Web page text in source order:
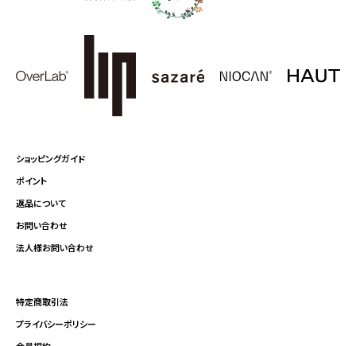
ショッピングガイド
ポイント
返品について
お問い合わせ
法人様お問い合わせ
特定商取引法
プライバシーポリシー